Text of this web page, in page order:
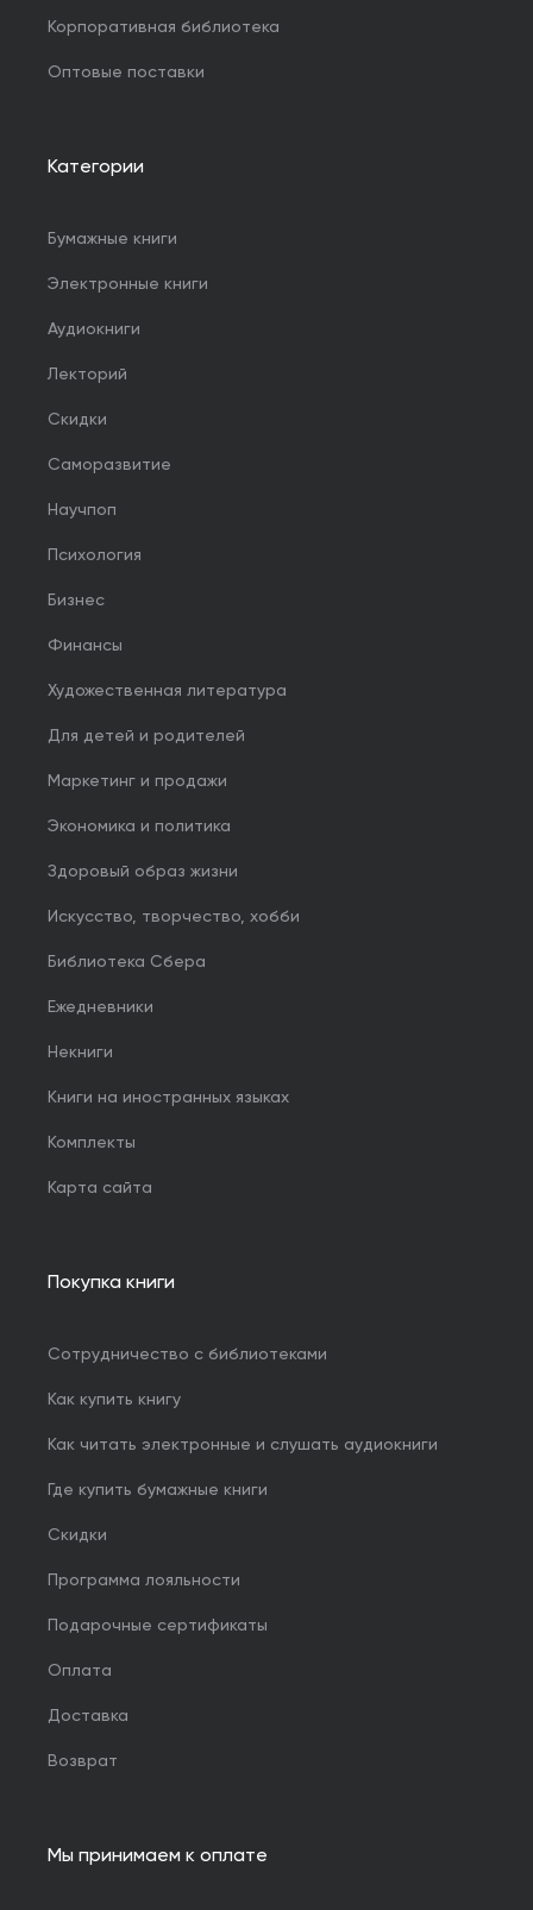
Корпоративная библиотека
Оптовые поставки
Категории
Бумажные книги
Электронные книги
Аудиокниги
Лекторий
Скидки
Саморазвитие
Научпоп
Психология
Бизнес
Финансы
Художественная литература
Для детей и родителей
Маркетинг и продажи
Экономика и политика
Здоровый образ жизни
Искусство, творчество, хобби
Библиотека Сбера
Ежедневники
Некниги
Книги на иностранных языках
Комплекты
Карта сайта
Покупка книги
Сотрудничество с библиотеками
Как купить книгу
Как читать электронные и слушать аудиокниги
Где купить бумажные книги
Скидки
Программа лояльности
Подарочные сертификаты
Оплата
Доставка
Возврат
Мы принимаем к оплате